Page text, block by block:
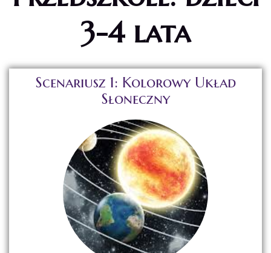
3-4 lata
Scenariusz 1: Kolorowy Układ
Słoneczny